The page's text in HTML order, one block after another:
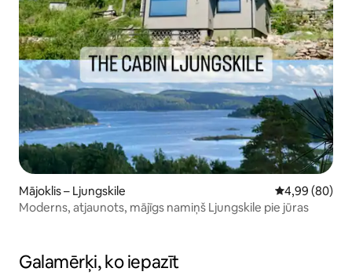
Mājoklis – Ljungskile Vidējais
4,99 (80)
Moderns, atjaunots, mājīgs namiņš Ljungskile pie jūras
Galamērķi, ko iepazīt